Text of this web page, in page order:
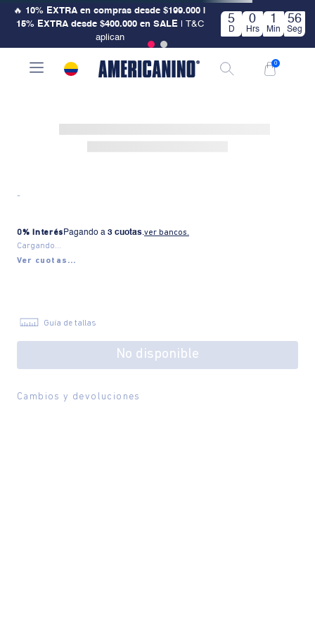
🔥 10% EXTRA en compras desde $199.000 |
15% EXTRA desde $400.000 en SALE| T&C
aplican
5
D
0
Hrs
1
Min
56
Seg
0
-
0% Interés Pagando a 3 cuotas.ver bancos.
Cargando...
Ver cuotas...
Guía de tallas
No disponible
Cambios y devoluciones